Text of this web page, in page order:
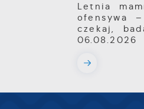
Letnia
ofensywa
czekaj,